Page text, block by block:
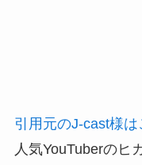
引用元のJ-cast様は
人気YouTuberのヒ